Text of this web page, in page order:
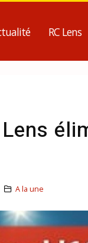
RC Lens
A la une